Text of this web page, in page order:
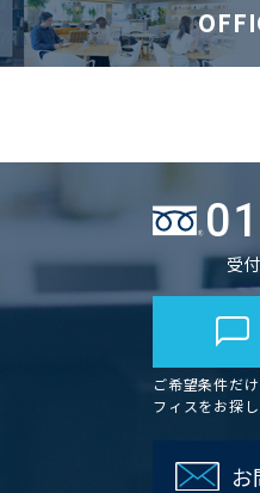
受
ご希望条件だ
フィスをお探し